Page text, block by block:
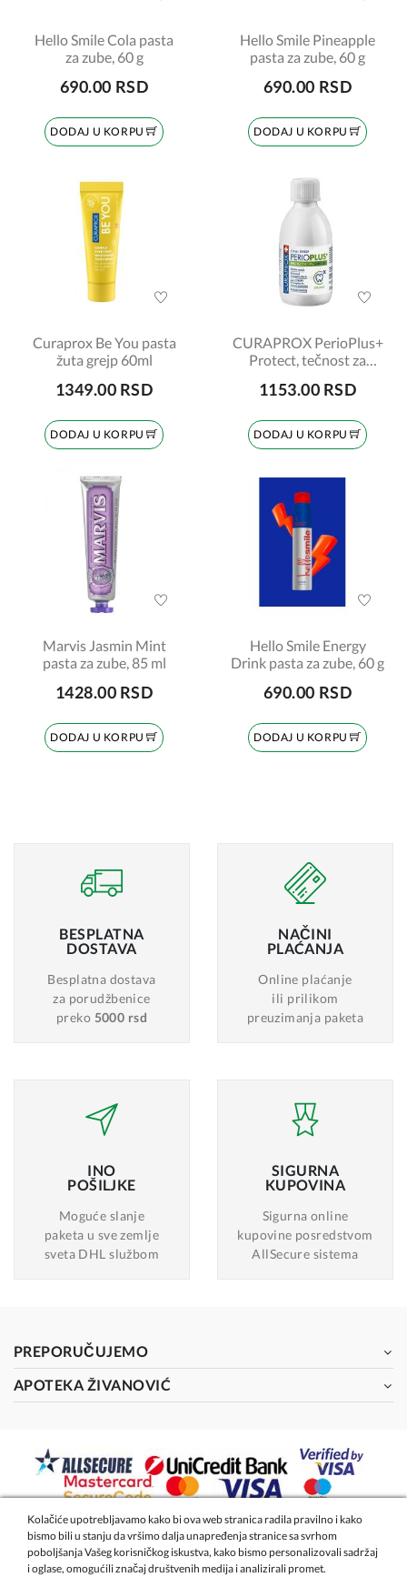
Hello Smile Cola pasta
za zube, 60 g
690.00 RSD
DODAJ U KORPU
Hello Smile Pineapple
pasta za zube, 60 g
690.00 RSD
DODAJ U KORPU
Curaprox Be You pasta
žuta grejp 60ml
1349.00 RSD
DODAJ U KORPU
CURAPROX PerioPlus+
Protect, tečnost za
1153.00 RSD
DODAJ U KORPU
Marvis Jasmin Mint
pasta za zube, 85 ml
1428.00 RSD
DODAJ U KORPU
Hello Smile Energy
Drink pasta za zube, 60 g
690.00 RSD
DODAJ U KORPU
BESPLATNA
DOSTAVA
Besplatna dostava
za porudžbenice
preko 5000 rsd
NAČINI
PLAĆANJA
Online plaćanje
ili prilikom
preuzimanja paketa
INO
POŠILJKE
Moguće slanje
paketa u sve zemlje
sveta DHL službom
SIGURNA
KUPOVINA
Sigurna online
kupovine posredstvom
AllSecure sistema
PREPORUČUJEMO
APOTEKA ŽIVANOVIĆ
2026 - Apoteka Magistra Živanović
Kolačiće upotrebljavamo kako bi ova web stranica radila pravilno i kako
bismo bili u stanju da vršimo dalja unapređenja stranice sa svrhom
poboljšanja Vašeg korisničkog iskustva, kako bismo personalizovali sadržaj
i oglase, omogućili značaj društvenih medija i analizirali promet.